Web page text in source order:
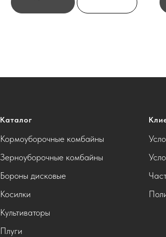
Каталог
Кормоуборочные комбайны
Зерноуборочные комбайны
Бороны дисковые
Косилки
Культиваторы
Плуги